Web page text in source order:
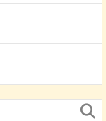
